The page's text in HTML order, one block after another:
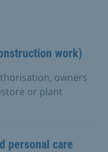
work)
owners
or plant
personal care